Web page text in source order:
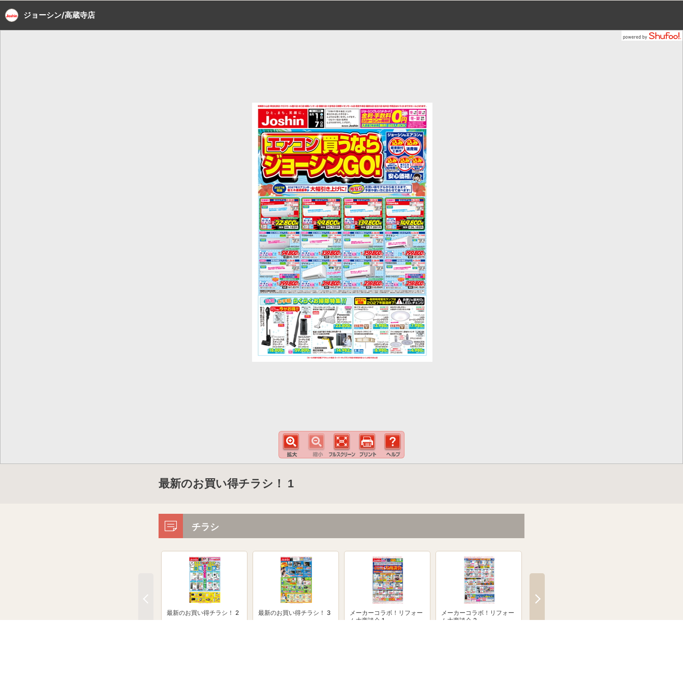
ジョーシン/高蔵寺店
最新のお買い得チラシ！ 1
チラシ
最新のお買い得チラシ！ 2 最新のお買い得チラシ！ 3
メーカーコラボ！リフォー
ム大商談会 1
メーカーコラボ！リフォー
ム大商談会 2
クシェーバーNevo